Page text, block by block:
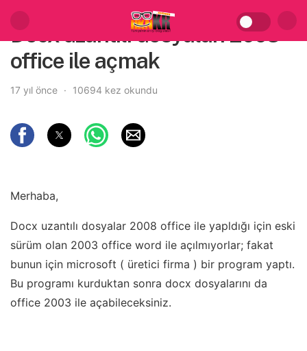
Docx uzantılı dosyaları 2003
office ile açmak
17 yıl önce 10694 kez okundu
Merhaba,
Docx uzantılı dosyalar 2008 office ile yapldığı için eski
sürüm olan 2003 office word ile açılmıyorlar; fakat
bunun için microsoft ( üretici firma ) bir program yaptı.
Bu programı kurduktan sonra docx dosyalarını da
office 2003 ile açabileceksiniz.